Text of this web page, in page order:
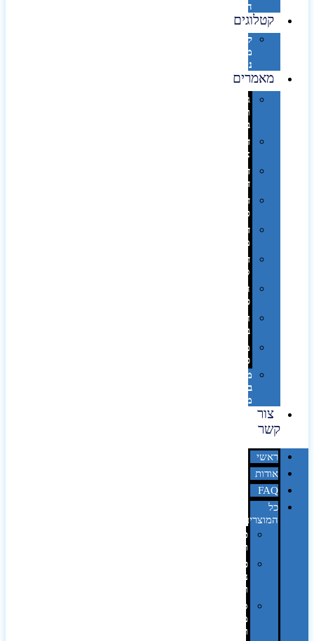
היקפי
קטלוגים
קטלוג
מוצרי
נייר
מאמרים
גימורים
והשבחות
בדפוס
דפוס
אופסט
דפוס
דיגיטלי
דפוס
טמפון
דפוס
משי
דפוס
סובלימציה
הדפס
פרוצס
חריטה
בלייזר
מהו
פנטון?
מיתוג
באמצעות
מדבקות
צור
קשר
ראשי
אודות
FAQ
כל
המוצרים
טכנולוגיה
וגאדג'טים
פנאי,
נופש
ונסיעות
סביבת
משרד
ופרימיום